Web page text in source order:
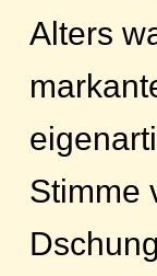
Alters
Stimme